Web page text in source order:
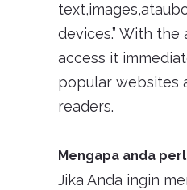
devices.” With
access it
popular websites
readers.
Mengapa anda
Jika Anda ingin